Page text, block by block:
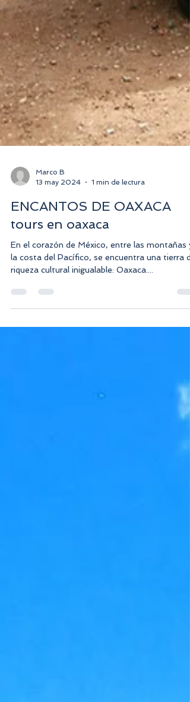
13 may 2024
1 min de lectura
ENCANTOS DE OAXACA
tours en oaxaca
En el corazón de México, entre las montañas y
riqueza cultural inigualable: Oaxaca....